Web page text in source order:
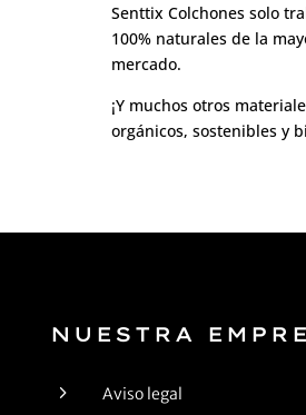
Senttix Colchones solo
100% naturales de la
mercado.
¡Y muchos otros
orgánicos, sostenibles y
NUESTRA
5 Aviso legal